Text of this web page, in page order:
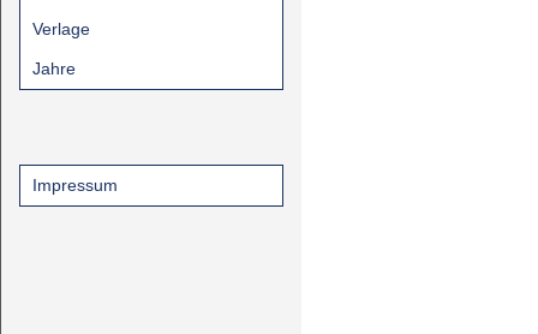
Verlage
Jahre
Impressum